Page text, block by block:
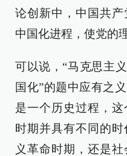
论创新中，中国共
中国化进程，使党的
可以说，“马克思主
国化”的题中应有之
是一个历史过程，
时期并具有不同的
义革命时期，还是